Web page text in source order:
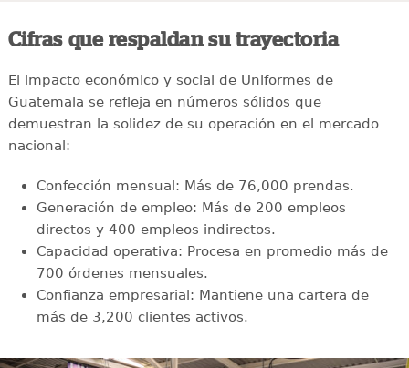
Cifras que respaldan su trayectoria
El impacto económico y social de Uniformes de
Guatemala se refleja en números sólidos que
demuestran la solidez de su operación en el mercado
nacional:
Confección mensual: Más de 76,000 prendas.
Generación de empleo: Más de 200 empleos
directos y 400 empleos indirectos.
Capacidad operativa: Procesa en promedio más de
700 órdenes mensuales.
Confianza empresarial: Mantiene una cartera de
más de 3,200 clientes activos.